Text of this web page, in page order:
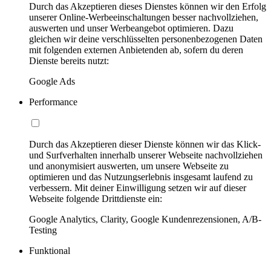
Durch das Akzeptieren dieses Dienstes können wir den Erfolg
unserer Online-Werbeeinschaltungen besser nachvollziehen,
auswerten und unser Werbeangebot optimieren. Dazu
gleichen wir deine verschlüsselten personenbezogenen Daten
mit folgenden externen Anbietenden ab, sofern du deren
Dienste bereits nutzt:
Google Ads
Performance
Durch das Akzeptieren dieser Dienste können wir das Klick-
und Surfverhalten innerhalb unserer Webseite nachvollziehen
und anonymisiert auswerten, um unsere Webseite zu
optimieren und das Nutzungserlebnis insgesamt laufend zu
verbessern. Mit deiner Einwilligung setzen wir auf dieser
Webseite folgende Drittdienste ein:
Google Analytics, Clarity, Google Kundenrezensionen, A/B-
Testing
Funktional